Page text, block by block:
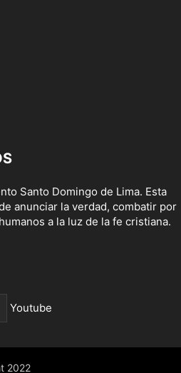
Santo Domingo de Lima. Esta
anunciar la verdad, combatir por
a la luz de la fe cristiana.
Youtube
2022